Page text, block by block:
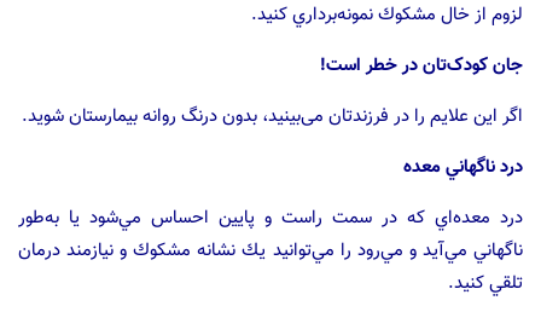
لزوم از خال مشكوك نمونه‌برداري كنيد.
جان کودک‌تان در خطر است!
اگر این علایم را در فرزندتان می‌بینید، بدون درنگ روانه بیمارستان شوید.
درد ناگهاني معده
درد معده‌اي كه در سمت راست و پايين احساس مي‌شود يا به‌طور
ناگهاني مي‌آيد و مي‌رود را مي‌توانيد يك نشانه مشكوك و نيازمند درمان
تلقي كنيد.